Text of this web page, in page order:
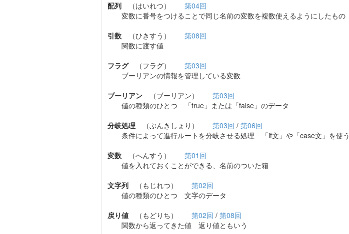
配列 （はいれつ） 第04回
変数に番号をつけることで同じ名前の変数を複数使えるようにしたもの
引数 （ひきすう） 第08回
関数に渡す値
フラグ（フラグ） 第03回
ブーリアンの情報を管理している変数
ブーリアン （ブーリアン） 第03回
値の種類のひとつ 「true」または「false」のデータ
分岐処理 （ぶんきしょり） 第03回 / 第06回
条件によって進行ルートを分岐させる処理 「if文」や「case文」を使う
変数 （へんすう） 第01回
値を入れておくことができる、名前のついた箱
文字列 （もじれつ） 第02回
値の種類のひとつ 文字のデータ
戻り値 （もどりち） 第02回 / 第08回
関数から返ってきた値 返り値ともいう